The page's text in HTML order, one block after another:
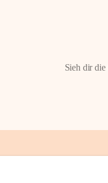
Sieh dir